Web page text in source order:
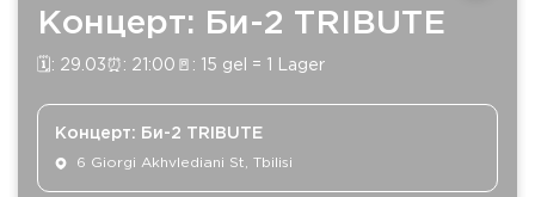
Концерт: Би-2 TRIBUTE
🗓️: 29.03⏰: 21:00🚪: 15 gel = 1 Lager
Концерт: Би-2 TRIBUTE
6 Giorgi Akhvlediani St, Tbilisi